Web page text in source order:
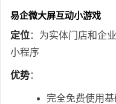
易企微大屏互动小游戏
定位：为实体门店和企
小程序
优势：
完全免费使用